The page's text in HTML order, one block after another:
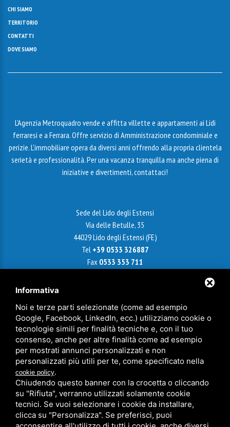
CHI SIAMO
TERRITORIO
CONTATTI
DOVE SIAMO
L’Agenzia Metroquadro vende e affitta villette e appartamenti ai Lidi
ferraresi e a Ferrara. Offre servizio di Amministrazione condominiale e
perizie. L'immobiliare opera da diversi anni offrendo alla propria clientela
serietà e professionalità. Per una vacanza tranquilla ma anche piena di
iniziative e divertimenti, contattaci!
Sede del Lido degli Estensi
Via delle Betulle, 35
44029 Lido degli Estensi (FE)
Tel +39 0533 326887
Fax 0533 353 711
Sede di Ferrara
Via Cairoli, 18 - 44121 Ferrara
Cell+39 338 9799921
Tel+39 0532 241180
ferrara@agenziametroquadro.it
P.IVA 01413830389
Informativa
Noi e terze parti selezionate (come ad esempio
Google, Facebook, LinkedIn, ecc.) utilizziamo cookie o
tecnologie simili per finalità tecniche e, con il tuo
consenso, anche per altre finalità come ad esempio
per mostrati annunci personalizzati e non
personalizzati più utili per te, come specificato nella
cookie policy.
Chiudendo questo banner con la crocetta o cliccando
su "Rifiuta", verranno utilizzati solamente cookie
tecnici. Se vuoi selezionare i cookie da installare,
clicca su "Personalizza". Se preferisci, puoi